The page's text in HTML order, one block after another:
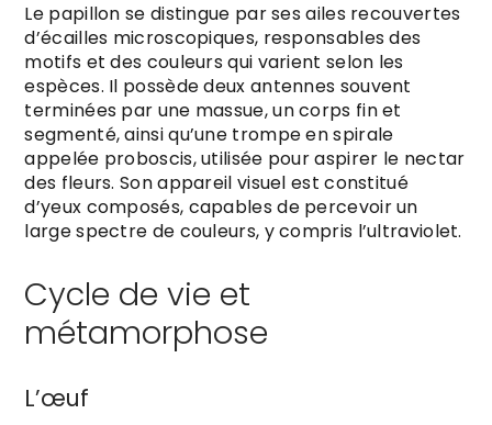
Le papillon se distingue par ses ailes recouvertes
d’écailles microscopiques, responsables des
motifs et des couleurs qui varient selon les
espèces. Il possède deux antennes souvent
terminées par une massue, un corps fin et
segmenté, ainsi qu’une trompe en spirale
appelée proboscis, utilisée pour aspirer le nectar
des fleurs. Son appareil visuel est constitué
d’yeux composés, capables de percevoir un
large spectre de couleurs, y compris l’ultraviolet.
Cycle de vie et
métamorphose
L’œuf